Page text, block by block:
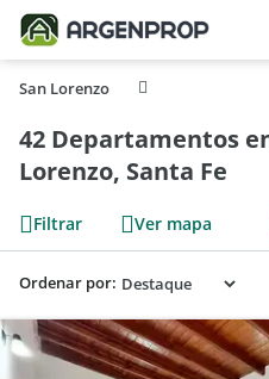
San Lorenzo
42 Departamentos
Lorenzo, Santa Fe
Filtrar Ver mapa
Ordenar por: